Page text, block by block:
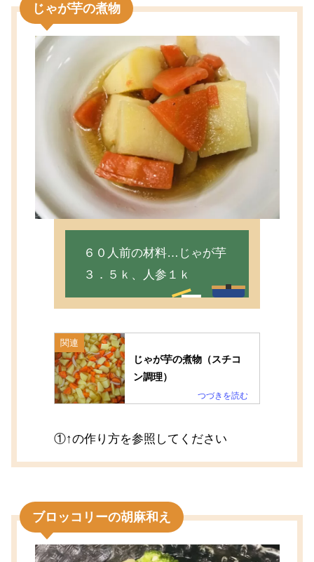
じゃが芋の煮物
６０人前の材料…じゃが芋
３．５ｋ、人参１ｋ
関連
じゃが芋の煮物（スチコ
ン調理）
①↑の作り方を参照してください
ブロッコリーの胡麻和え